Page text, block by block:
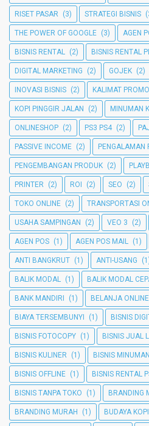
RISET PASAR (3) STRATEGI BISNIS
THE POWER OF GOOGLE (3) AGEN
BISNIS RENTAL (2) BISNIS RENTAL
DIGITAL MARKETING (2) GOJEK (2)
INOVASI BISNIS (2) KALIMAT
KOPI PINGGIR JALAN (2) MINUMAN
ONLINESHOP (2) PS3 PS4 (2)
PASSIVE INCOME (2) PENGALAMAN
PENGEMBANGAN PRODUK (2)
PRINTER (2) ROI (2) SEO (2)
TOKO ONLINE (2) TRANSPORTASI
USAHA SAMPINGAN (2) VEO 3 (2)
AGEN POS (1) AGEN POS MAIL (1)
ANTI BANGKRUT (1) ANTI-USANG
BALIK MODAL (1) BALIK MODAL
BANK MANDIRI (1) BELANJA ONLINE
BIAYA TERSEMBUNYI (1) BISNIS
BISNIS FOTOCOPY (1) BISNIS JUAL
BISNIS KULINER (1) BISNIS
BISNIS OFFLINE (1) BISNIS RENTAL
BISNIS TANPA TOKO (1) BRANDING
BRANDING MURAH (1) BUDAYA KOPI